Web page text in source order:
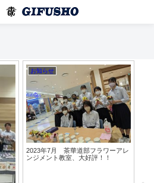
お知らせ
2023年7月 茶華道部フラワーアレ
ンジメント教室、大好評！！